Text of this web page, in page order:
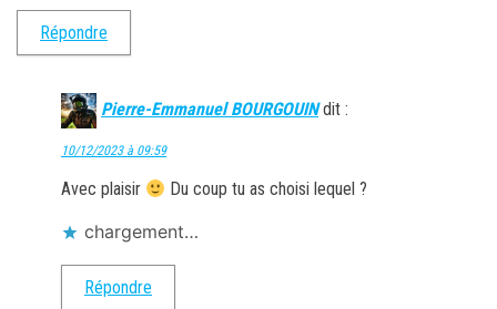
Répondre
Pierre-Emmanuel BOURGOUIN dit :
10/12/2023 à 09:59
Avec plaisir Du coup tu as choisi lequel ?
chargement…
Répondre